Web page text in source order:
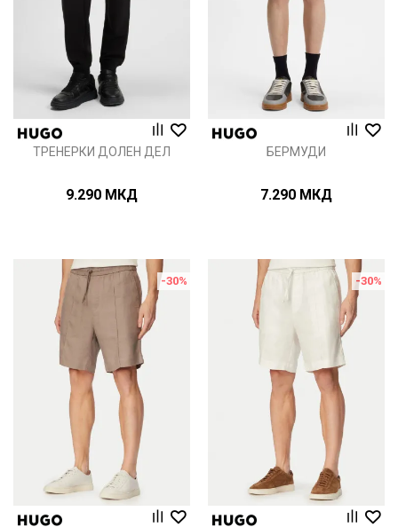
ТРЕНЕРКИ ДОЛЕН ДЕЛ
9.290 МКД
БЕРМУДИ
7.290 МКД
-30% -30%